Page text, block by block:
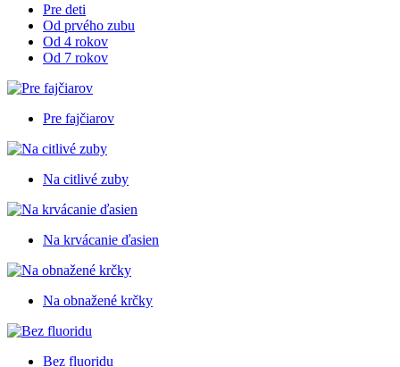
Pre deti
Od prvého zubu
Od 4 rokov
Od 7 rokov
Pre fajčiarov
Na citlivé zuby
Na krvácanie ďasien
Na obnažené krčky
Bez fluoridu